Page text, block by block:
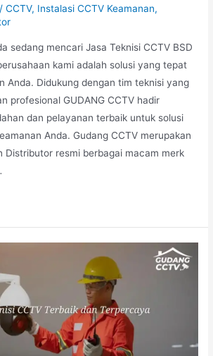
/CCTV, Instalasi CCTV Keamanan,
sedang mencari Jasa Teknisi CCTV BSD
kami adalah solusi yang tepat
Anda. Didukung dengan tim teknisi yang
profesional GUDANG CCTV hadir
dan pelayanan terbaik untuk solusi
Anda. Gudang CCTV merupakan
Distributor resmi berbagai macam merk